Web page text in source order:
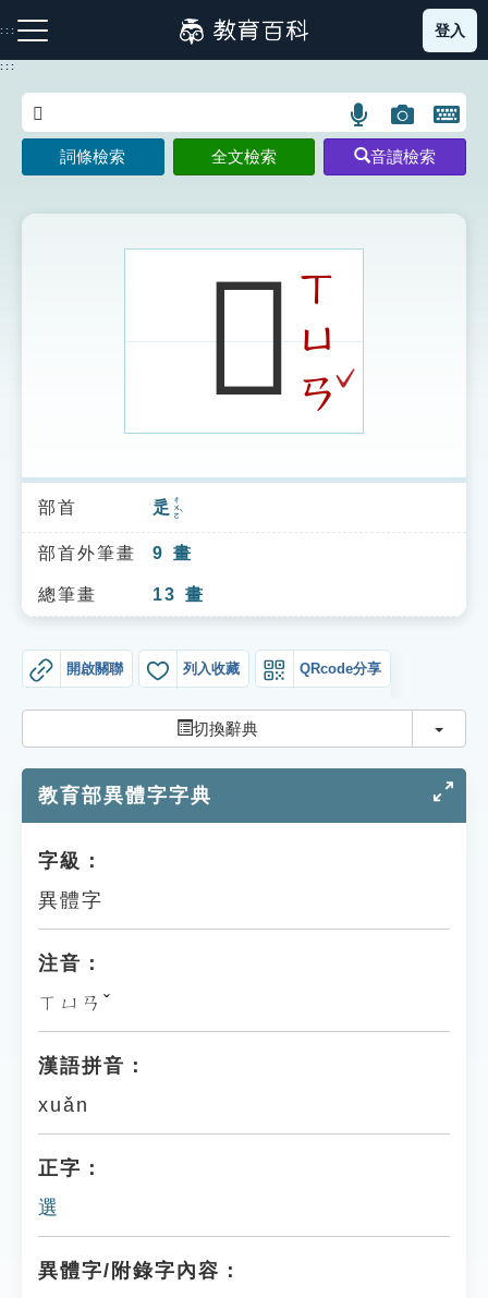
到
主
:::
注音索引圖示 筆畫索引圖示 部首索引表圖示
索引選單
知識索引
單字索引
遊戲專區
教學應用
貓頭鷹博士
登入
:::
語
言
搜
示
圖
片
搜
開
鍵
圖
詞條檢索 全文檢索 音讀檢索
𨕖ㄒ
ㄩ
ㄢ
ˇ
部首 辵 ㄔㄨㄛˋ
部首外筆畫 9 畫
總筆畫 13 畫
開啟關聯 列入收藏 QRcode分享
切換辭典 切換
教育部異體字字典
字級：
異體字
注音：
ㄒㄩㄢˇ
漢語拼音：
xuǎn
正字：
選
異體字/附錄字內容：